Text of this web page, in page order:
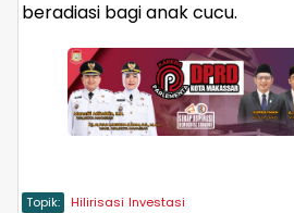
beradiasi bagi anak cucu.
Topik: Hilirisasi Investasi